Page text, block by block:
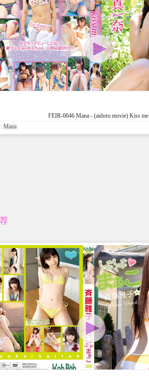
FEIR-0046 Mana - (aidoru movie) Kiss me
Mana